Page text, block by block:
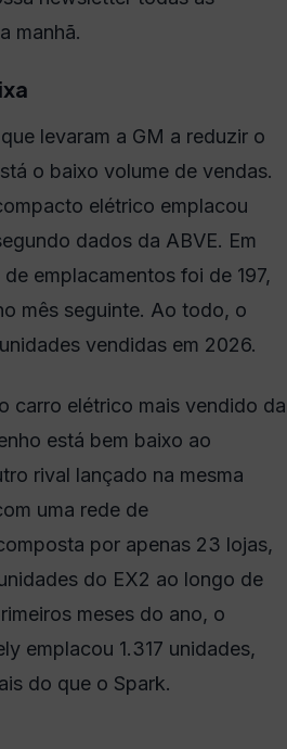
manhã.
levaram a GM a reduzir o
o baixo volume de vendas.
elétrico emplacou
dados da ABVE. Em
emplacamentos foi de 197,
mês seguinte. Ao todo, o
vendidas em 2026.
carro elétrico mais vendido da
está bem baixo ao
rival lançado na mesma
uma rede de
por apenas 23 lojas,
do EX2 ao longo de
meses do ano, o
emplacou 1.317 unidades,
do que o Spark.